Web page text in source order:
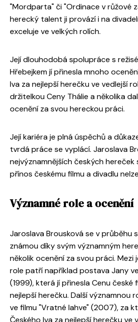
"Mordparta" či "Ordinace v růžové
herecký talent ji provází i na
exceluje ve velkých rolích.
Její dlouhodobá spolupráce s
Hřebejkem jí přinesla mnoho
lva za nejlepší herečku ve vedlejší
držitelkou Ceny Thálie a několika
ocenění za svou hereckou práci.
Její kariéra je plná úspěchů a
tvrdá práce se vyplácí. Jaroslava
nejvýznamnějších českých hereček
přínos českému filmu a divadlu
Významné role a ocenění
Jaroslava Brousková se v průběhu
známou díky svým významným
několik ocenění za svou práci. Mezi
role patří například postava Jany
(1999), která jí přinesla Cenu české
nejlepší herečku. Další významnou
ve filmu "Vratné lahve" (2007), za
Českého lva za nejlepší herečku ve